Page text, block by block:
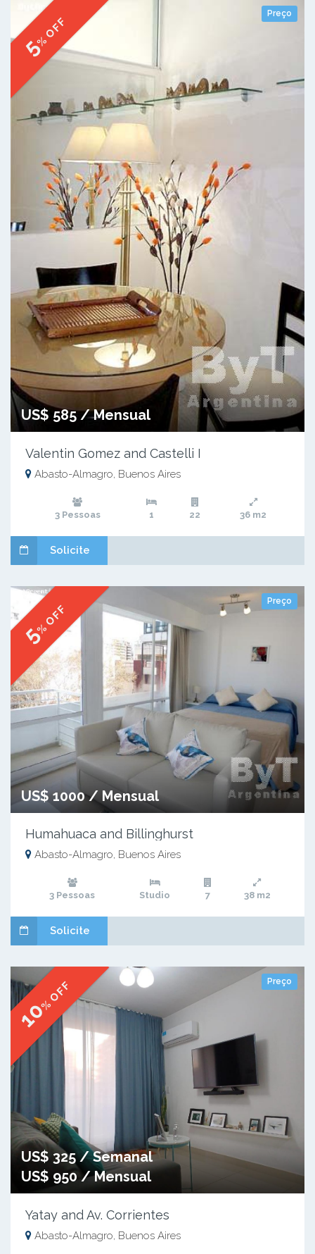
Preço
5% OFF
US$ 585 / Mensual
Valentin Gomez and Castelli I
Abasto-Almagro, Buenos Aires
3 Pessoas 1 22 36 m2
Solicite
Preço
5% OFF
US$ 1000 / Mensual
Humahuaca and Billinghurst
Abasto-Almagro, Buenos Aires
3 Pessoas Studio 7 38 m2
Solicite
Preço
10
% OFF
US$ 325 / Semanal
US$ 950 / Mensual
Yatay and Av. Corrientes
Abasto-Almagro, Buenos Aires